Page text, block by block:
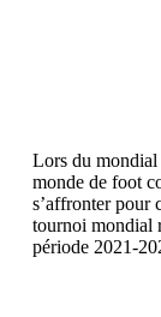
Lors du mondial
monde de foot
s’affronter pour
tournoi mondial
période 2021-